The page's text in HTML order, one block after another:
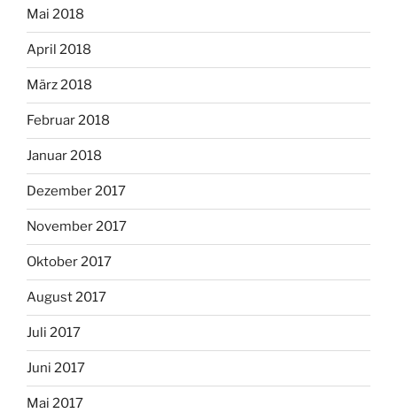
Mai 2018
April 2018
März 2018
Februar 2018
Januar 2018
Dezember 2017
November 2017
Oktober 2017
August 2017
Juli 2017
Juni 2017
Mai 2017